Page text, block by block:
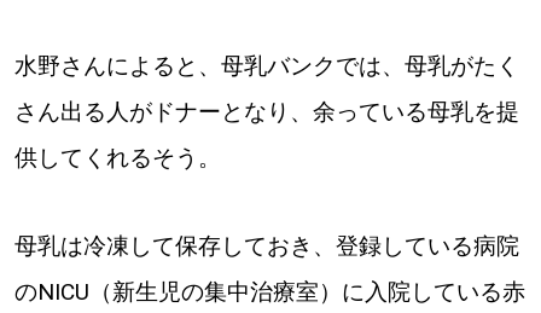
水野さんによると、母乳バンクでは、母乳がたく
さん出る人がドナーとなり、余っている母乳を提
供してくれるそう。
母乳は冷凍して保存しておき、登録している病院
のNICU（新生児の集中治療室）に入院している赤